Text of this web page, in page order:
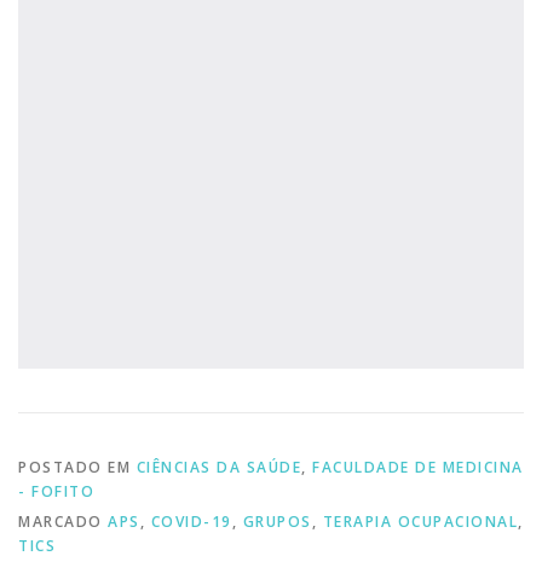
POSTADO EM CIÊNCIAS DA SAÚDE, FACULDADE DE MEDICINA
- FOFITO
MARCADO APS , COVID-19 , GRUPOS , TERAPIA OCUPACIONAL,
TICS